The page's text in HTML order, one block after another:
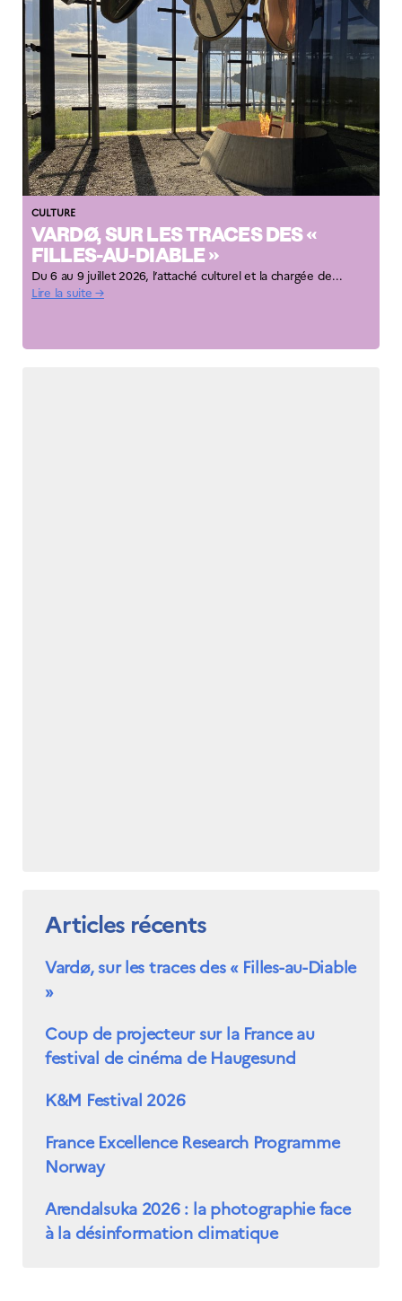
Norway
Événements
Science Night
Science et
innovation
(CCFN)
Rechercher :
CULTURE
VARDØ, SUR LES TRACES DES «
FILLES-AU-DIABLE »
Du 6 au 9 juillet 2026, l’attaché culturel et la chargée de...
Lire la suite →
Articles récents
Vardø, sur les traces des « Filles-au-Diable
»
Coup de projecteur sur la France au
festival de cinéma de Haugesund
K&M Festival 2026
France Excellence Research Programme
Norway
Arendalsuka 2026 : la photographie face
à la désinformation climatique